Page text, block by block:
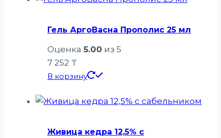
Гель АргоВасна Прополис 25 мл
Оценка 5.00 из 5
7 252 ₸
В корзину
Живица кедра 12,5% с